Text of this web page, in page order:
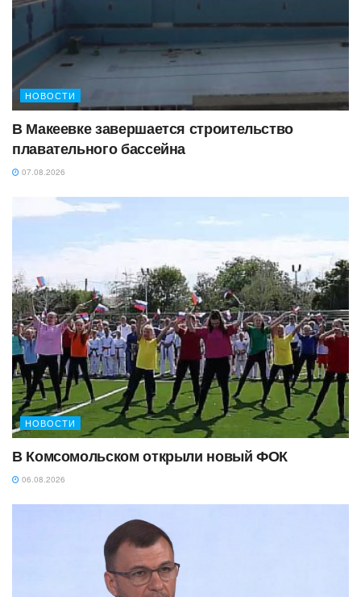
НОВОСТИ
В Макеевке завершается строительство
плавательного бассейна
07.08.2026
НОВОСТИ
В Комсомольском открыли новый ФОК
06.08.2026